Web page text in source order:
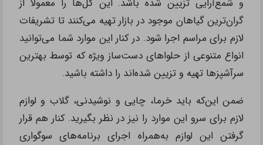
و شمع‌آرایی تزیین شده باشد. این گل‌ها را معمولا از
گران‌ترین گیاهان موجود در بازار تهیه می‌کنند تا تشریفات
لازم برای مراسم اجرا شود. در کنار این موارد شما می‌توانید
انواع متنوعی از حلواهای دست‌ساز ویژه که توسط بهترین
سرآشپزها تهیه و تزیین شده‌اند را داشته باشید.
ضمن این‌که باید خرما، چایی و نوشیدنی، گلاب و لوازم
لازم برای سرو این موارد را نیز در نظر بگیرید. کنار هم قرار
گرفتن این لوازم به‌همراه اجرای برنامه‌های سوگواری